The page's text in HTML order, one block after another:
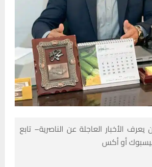
الأخبار العاجلة عن الناصرية– تابع
أو أكس